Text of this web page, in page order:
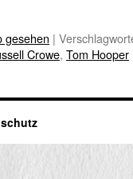
gesehen |
Crowe, Tom Hooper